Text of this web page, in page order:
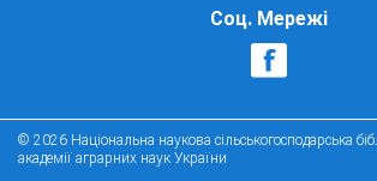
Соц. Мережі
© 2026 Національна наукова сільськогосподарська
академії аграрних наук України